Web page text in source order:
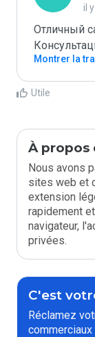
il
Отличный
Montrer la
Utile
À propos
Nous avons
sites web et
extension
rapidement
navigateur,
privées.
C'est
Réclamez